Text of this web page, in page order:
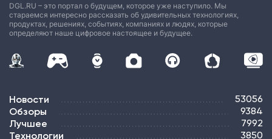
DGL.RU – это портал о будущем, которое уже наступило. Мы
стараемся интересно рассказать об удивительных технологиях,
продуктах, решениях, событиях, компаниях и людях, которые
определяют наше цифровое настоящее и будущее.
Новости 53056
Обзоры 9384
Лучшее 7992
Технологии 3850